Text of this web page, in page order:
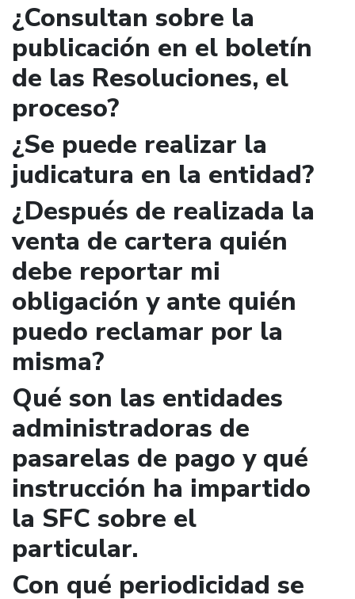
¿Consultan sobre la
publicación en el boletín
de las Resoluciones, el
proceso?
¿Se puede realizar la
judicatura en la entidad?
¿Después de realizada la
venta de cartera quién
debe reportar mi
obligación y ante quién
puedo reclamar por la
misma?
Qué son las entidades
administradoras de
pasarelas de pago y qué
instrucción ha impartido
la SFC sobre el
particular.
Con qué periodicidad se